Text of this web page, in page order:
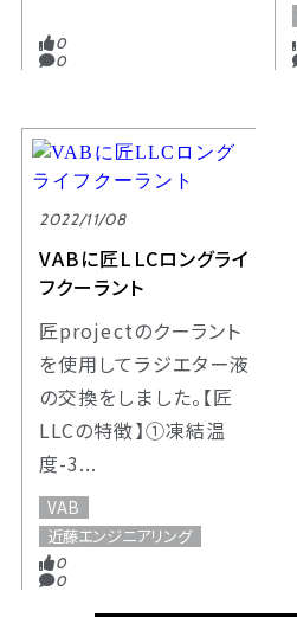
0
0
2022/11/08
VABに匠LLCロングライ
フクーラント
匠projectのクーラント
を使用してラジエター液
の交換をしました。【匠
LLCの特徴】①凍結温
度-3...
VAB
近藤エンジニアリング
0
0